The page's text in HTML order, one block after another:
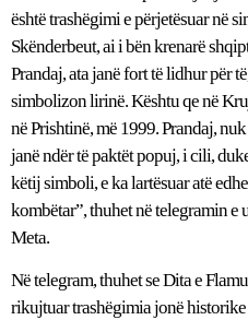
është trashëgimi e përjetësuar në
Skënderbeut, ai i bën krenarë
Prandaj, ata janë fort të lidhur për
simbolizon lirinë. Kështu qe në
në Prishtinë, më 1999. Prandaj,
janë ndër të paktët popuj, i cili,
këtij simboli, e ka lartësuar atë
kombëtar”, thuhet në telegramin e
Meta.
Në telegram, thuhet se Dita e
rikujtuar trashëgimia jonë